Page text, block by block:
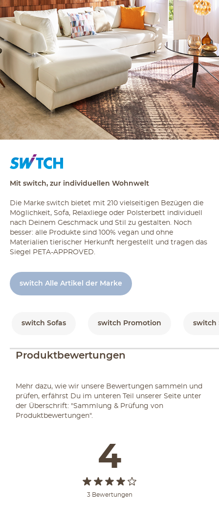
Mit switch, zur individuellen Wohnwelt
Die Marke switch bietet mit 210 vielseitigen Bezügen die
Möglichkeit, Sofa, Relaxliege oder Polsterbett individuell
nach Deinem Geschmack und Stil zu gestalten. Noch
besser: alle Produkte sind 100% vegan und ohne
Materialien tierischer Herkunft hergestellt und tragen das
Siegel PETA-APPROVED.
switch Alle Artikel der Marke
switch Sofas switch Promotion switch
Produktbewertungen
Mehr dazu, wie wir unsere Bewertungen sammeln und
prüfen, erfährst Du im unteren Teil unserer Seite unter
der Überschrift: "Sammlung & Prüfung von
Produktbewertungen".
4
3 Bewertungen